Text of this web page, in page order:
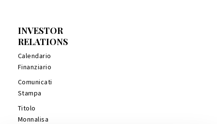
INVESTOR
RELATIONS
Calendario
Finanziario
Comunicati
Stampa
Titolo
Monnalisa